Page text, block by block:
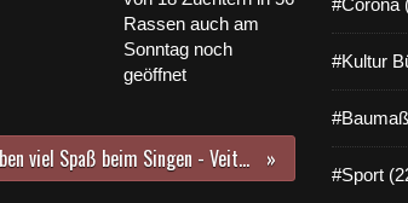
Rassen auch am
Sonntag noch
geöffnet
32 Schüler haben viel Spaß beim Singen - Veitshöchheimer Grundschule kooperiert mit der Sing- und Musikschule
#Corona
#Kultur
#Sport